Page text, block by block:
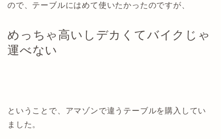
ので、テーブルにはめて使いたかったのですが、
めっちゃ高いしデカくてバイクじゃ
運べない
ということで、アマゾンで違うテーブルを購入してい
ました。